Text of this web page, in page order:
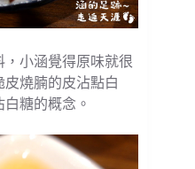
小涵覺得原味就很
燒腩的皮沾點白
糖的概念。